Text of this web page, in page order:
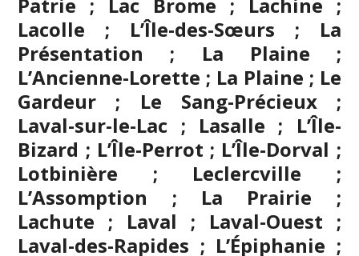
Patrie ; Lac Brome ; Lachine ;
Lacolle ; L’Île-des-Sœurs ; La
Présentation ; La Plaine ;
L’Ancienne-Lorette ; La Plaine ; Le
Gardeur ; Le Sang-Précieux ;
Laval-sur-le-Lac ; Lasalle ; L’Île-
Bizard ; L’Île-Perrot ; L’Île-Dorval ;
Lotbinière ; Leclercville ;
L’Assomption ; La Prairie ;
Lachute ; Laval ; Laval-Ouest ;
Laval-des-Rapides ; L’Épiphanie ;